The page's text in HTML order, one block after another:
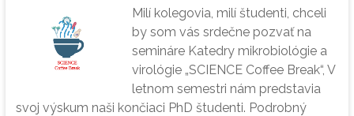
Milí kolegovia, milí študenti, chceli
by som vás srdečne pozvať na
semináre Katedry mikrobiológie a
virológie „SCIENCE Coffee Break“, V
letnom semestri nám predstavia
svoj výskum naši končiaci PhD študenti. Podrobný